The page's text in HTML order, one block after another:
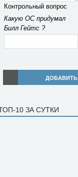
Контрольный вопрос
Какую ОС придумал
Билл Гейтс ?
ДОБАВИТЬ
10 ЗА СУТКИ